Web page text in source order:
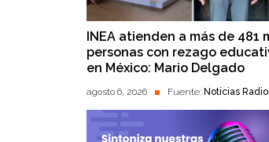
INEA atienden a más de 481
personas con rezago
en México: Mario Delgado
agosto 6, 2026 Fuente: Noticias